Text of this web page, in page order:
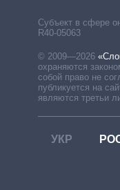
Субъект в сфере
R40-05063
© 2009—2026
охраняются
собой право не
публикуется на
являются третьи
УКР